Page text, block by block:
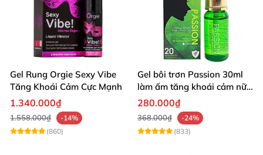
Gel Rung Orgie Sexy Vibe
Tăng Khoái Cảm Cực Mạnh
1.340.000₫
1.558.000₫
-14%
(860)
Gel bôi trơn Passion 30ml
làm ấm tăng khoái cảm nữ
nhanh lên đỉnh
280.000₫
368.000₫
-24%
(833)